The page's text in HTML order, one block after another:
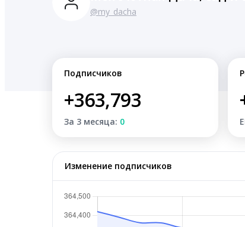
@my_dacha
Подписчиков
+363,793
За 3 месяца: 0
Изменение подписчиков